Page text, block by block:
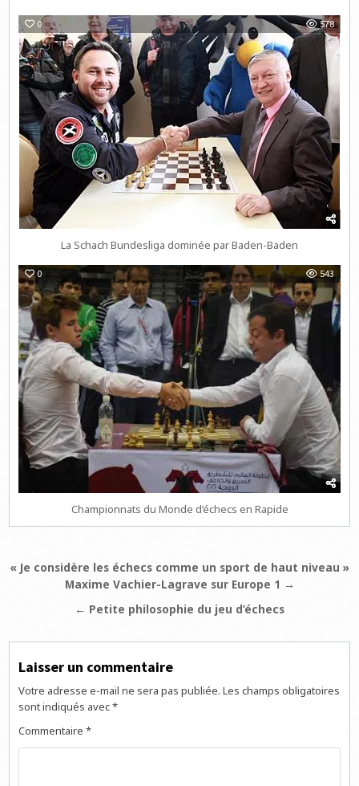
0 578
La Schach Bundesliga dominée par Baden-Baden
0 543
Championnats du Monde d’échecs en Rapide
Navigation
l’article
« Je considère les échecs comme un sport de haut niveau »
Maxime Vachier-Lagrave sur Europe 1 →
← Petite philosophie du jeu d’échecs
Laisser un commentaire
Votre adresse e-mail ne sera pas publiée. Les champs obligatoires
sont indiqués avec*
Commentaire*